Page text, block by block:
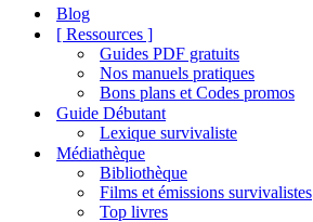
Blog
[ Ressources ]
Guides PDF gratuits
Nos manuels pratiques
Bons plans et Codes promos
Guide Débutant
Lexique survivaliste
Médiathèque
Bibliothèque
Films et émissions survivalistes
Top livres